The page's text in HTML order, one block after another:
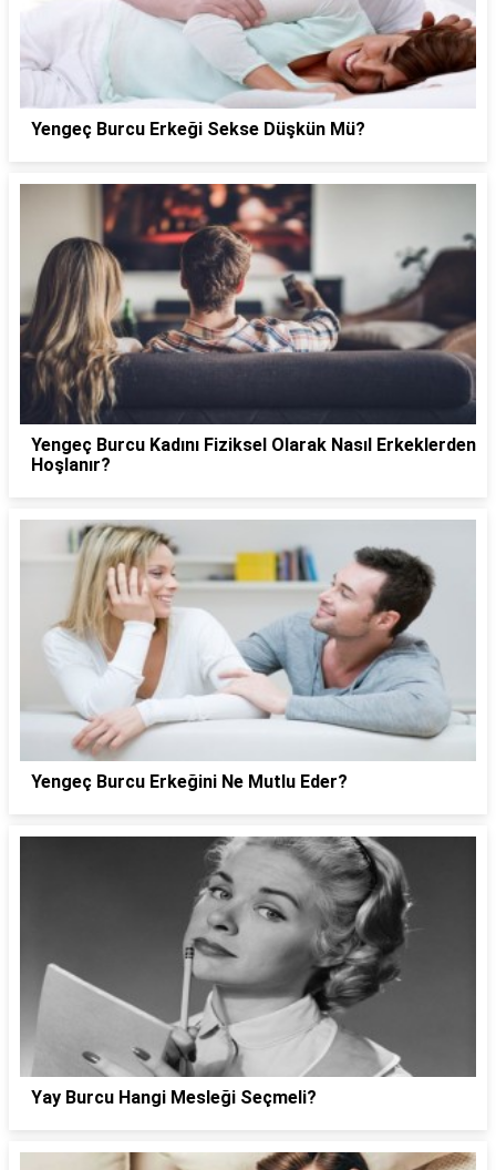
Yengeç Burcu Erkeği Sekse Düşkün Mü?
Yengeç Burcu Kadını Fiziksel Olarak Nasıl Erkeklerden
Hoşlanır?
Yengeç Burcu Erkeğini Ne Mutlu Eder?
Yay Burcu Hangi Mesleği Seçmeli?